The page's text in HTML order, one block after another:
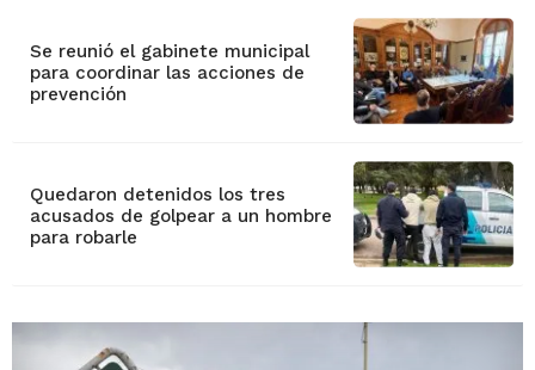
Se reunió el gabinete municipal
para coordinar las acciones de
prevención
Quedaron detenidos los tres
acusados de golpear a un hombre
para robarle